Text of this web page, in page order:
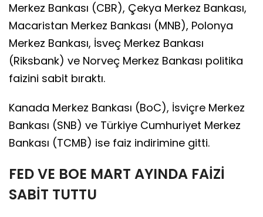
Merkez Bankası (CBR), Çekya Merkez Bankası,
Macaristan Merkez Bankası (MNB), Polonya
Merkez Bankası, İsveç Merkez Bankası
(Riksbank) ve Norveç Merkez Bankası politika
faizini sabit bıraktı.
Kanada Merkez Bankası (BoC), İsviçre Merkez
Bankası (SNB) ve Türkiye Cumhuriyet Merkez
Bankası (TCMB) ise faiz indirimine gitti.
FED VE BOE MART AYINDA FAİZİ
SABİT TUTTU